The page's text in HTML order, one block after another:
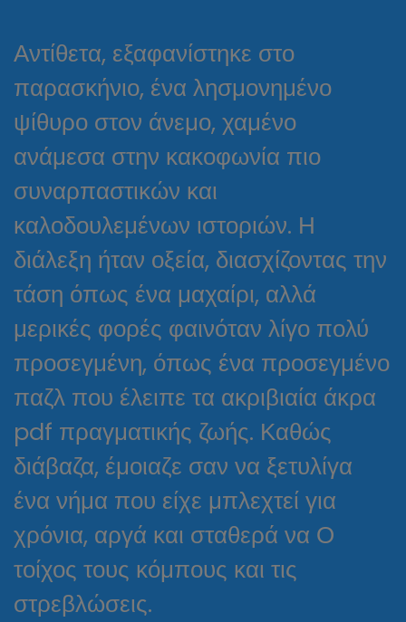
Αντίθετα, εξαφανίστηκε στο
παρασκήνιο, ένα λησμονημένο
ψίθυρο στον άνεμο, χαμένο
ανάμεσα στην κακοφωνία πιο
συναρπαστικών και
καλοδουλεμένων ιστοριών. Η
διάλεξη ήταν οξεία, διασχίζοντας την
τάση όπως ένα μαχαίρι, αλλά
μερικές φορές φαινόταν λίγο πολύ
προσεγμένη, όπως ένα προσεγμένο
παζλ που έλειπε τα ακριβιαία άκρα
pdf πραγματικής ζωής. Καθώς
διάβαζα, έμοιαζε σαν να ξετυλίγα
ένα νήμα που είχε μπλεχτεί για
χρόνια, αργά και σταθερά να Ο
τοίχος τους κόμπους και τις
στρεβλώσεις.